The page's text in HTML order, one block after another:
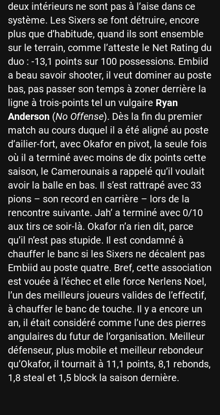
deux intérieurs ne sont pas à l’aise dans ce
système. Les Sixers se font détruire, encore
plus que d’habitude, quand ils sont ensemble
sur le terrain, comme l’atteste le Net Rating du
duo : -13,1 points sur 100 possessions. Embiid
a beau savoir shooter, il veut dominer au poste
bas, pas passer son temps à zoner derrière la
ligne à trois-points tel un vulgaire Ryan
Anderson (No Offense). Dès la fin du premier
match au cours duquel il a été aligné au poste
d’ailier-fort, avec Okafor en pivot, la seule fois
où il a terminé avec moins de dix points cette
saison, le Camerounais a rappelé qu’il voulait
avoir la balle en bas. Il s’est rattrapé avec 33
pions – son record en carrière – lors de la
rencontre suivante. Jah’ a terminé avec 0/10
aux tirs ce soir-là. Okafor n’a rien dit, parce
qu’il n’est pas stupide. Il est condamné à
chauffer le banc si les Sixers ne décalent pas
Embiid au poste quatre. Bref, cette association
est vouée à l’échec et elle force Nerlens Noel,
l’un des meilleurs joueurs valides de l’effectif,
à chauffer le banc de touche. Il y a encore un
an, il était considéré comme l’une des pierres
angulaires du futur de l’organisation. Meilleur
défenseur, plus mobile et meilleur rebondeur
qu’Okafor, il tournait à 11,1 points, 8,1 rebonds,
1,8 steal et 1,5 block la saison dernière.